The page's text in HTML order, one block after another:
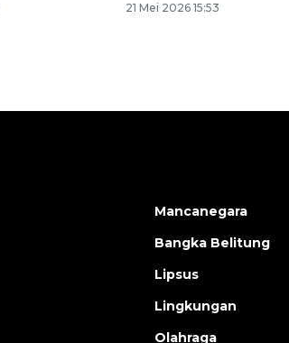
21 Mei 2026 15:53
Mancanegara
Bangka Belitung
Lipsus
Lingkungan
Olahraga